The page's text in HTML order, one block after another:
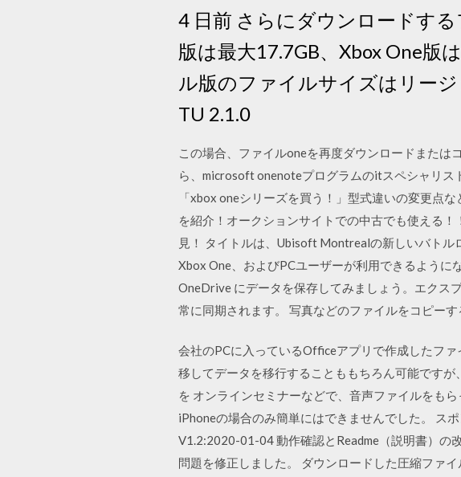
4 日前 さらにダウンロードす
版は最大17.7GB、Xbox One版
ル版のファイルサイズはリー
TU 2.1.0
この場合、ファイルoneを再度ダウンロードまたは
ら、microsoft onenoteプログラムのitスペシャリス
「xbox oneシリーズを買う！」型式違いの変更点
を紹介！オークションサイトでの中古でも使える
見！ タイトルは、Ubisoft Montrealの新しいバトル
Xbox One、およびPCユーザーが利用できるように
OneDrive にデータを保存してみましょう。エクス
常に同期されます。 写真などのファイルをコピー
会社のPCに入っているOfficeアプリで作成したフ
移してデータを移行することももちろん可能です
を オンラインセミナーなどで、音声ファイルをも
iPhoneの場合のみ簡単にはできませんでした。 ス
V1.2:2020-01-04 動作確認とReadme（説明書）の
問題を修正しました。 ダウンロードした圧縮ファ